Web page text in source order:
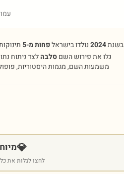
בשנת2024נולדו בישראלפחות מ-5
גלו את פירוש השםסלבהלצד ניתוח
משמעות השם, מגמות היסטוריות,
💎
לחצו לגלות את